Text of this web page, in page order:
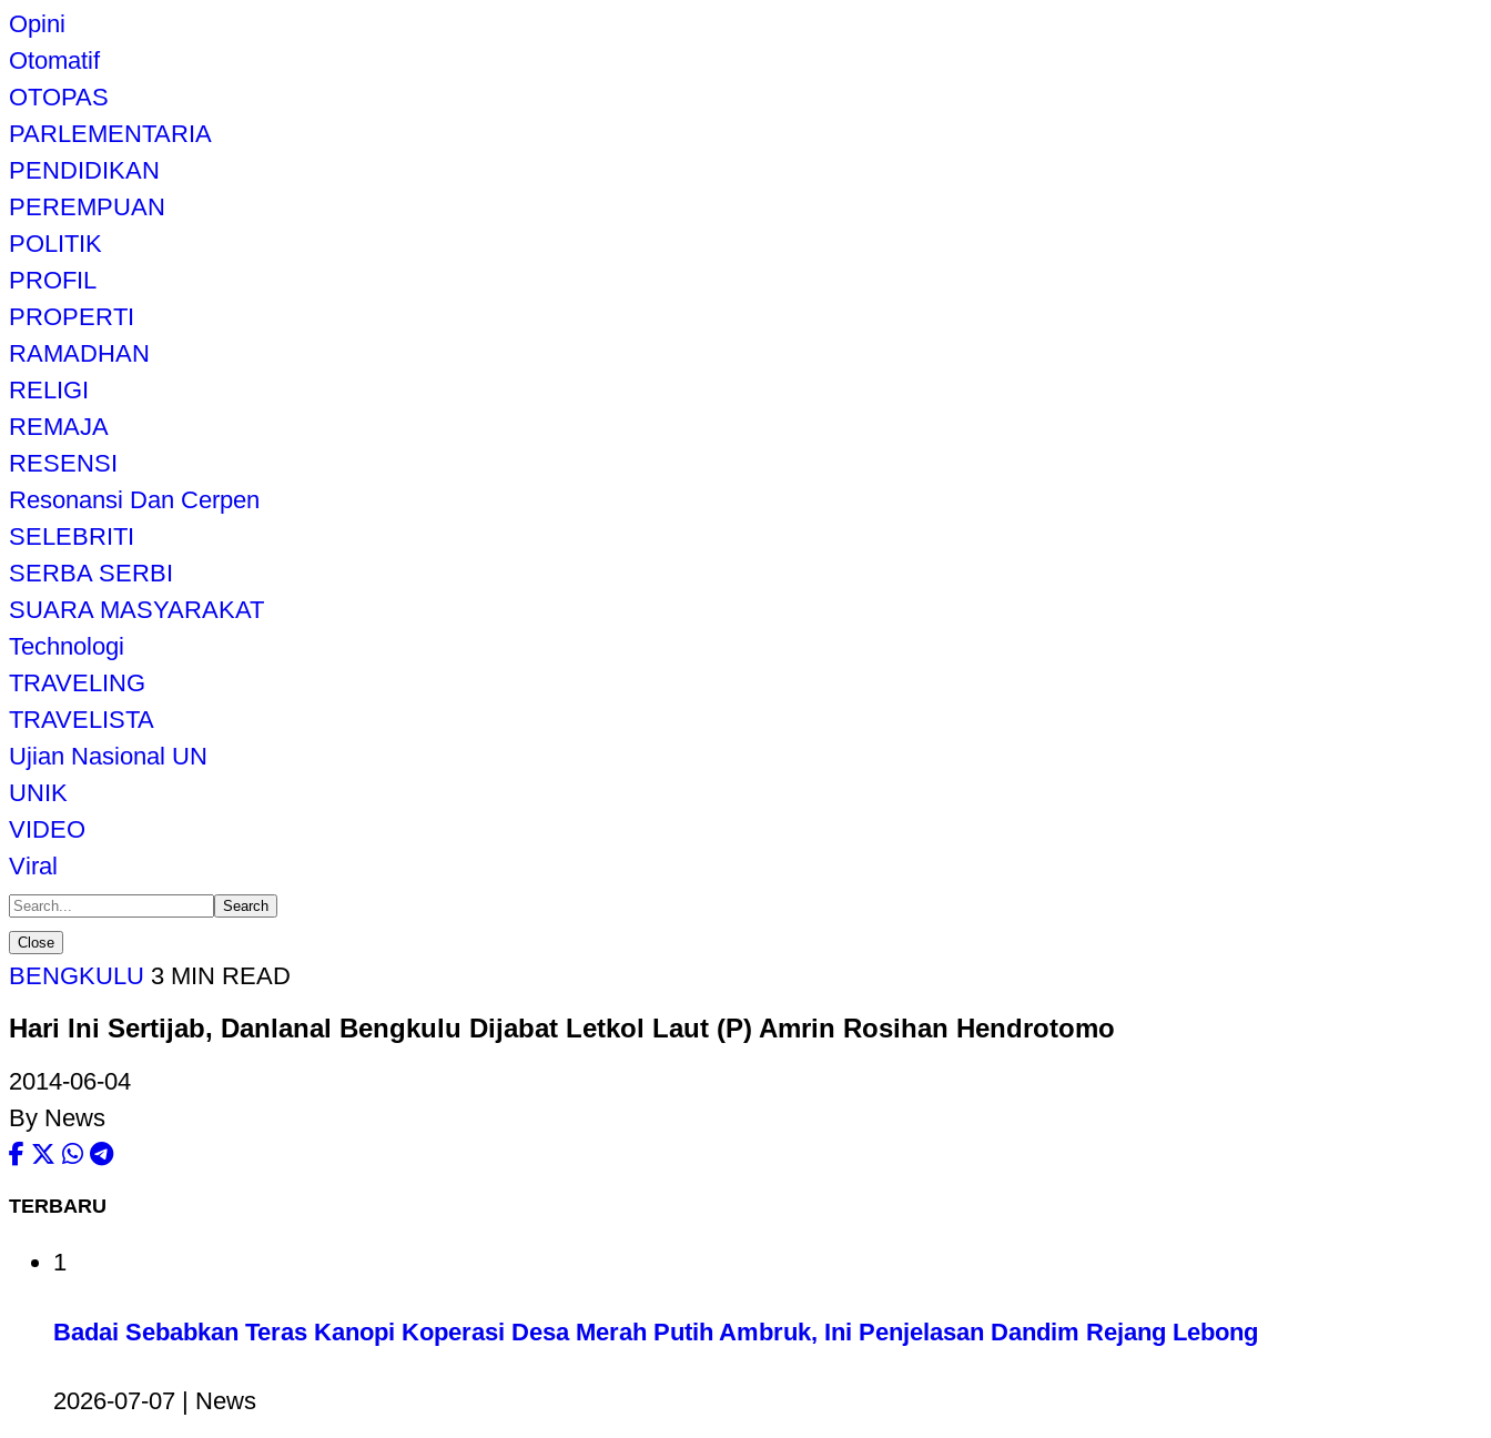
Opini
Otomatif
OTOPAS
PARLEMENTARIA
PENDIDIKAN
PEREMPUAN
POLITIK
PROFIL
PROPERTI
RAMADHAN
RELIGI
REMAJA
RESENSI
Resonansi Dan Cerpen
SELEBRITI
SERBA SERBI
SUARA MASYARAKAT
Technologi
TRAVELING
TRAVELISTA
Ujian Nasional UN
UNIK
VIDEO
Viral
Search
Close
BENGKULU 3 MIN READ
Hari Ini Sertijab, Danlanal Bengkulu Dijabat Letkol Laut (P) Amrin Rosihan Hendrotomo
2014-06-04
By News
TERBARU
1
Badai Sebabkan Teras Kanopi Koperasi Desa Merah Putih Ambruk, Ini Penjelasan Dandim Rejang Lebong
2026-07-07 | News